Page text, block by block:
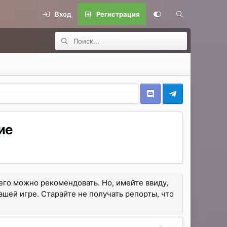
Вход Регистрация
можно рекомендовать. Но, имейте ввиду,
игре. Старайте не получать репорты, что